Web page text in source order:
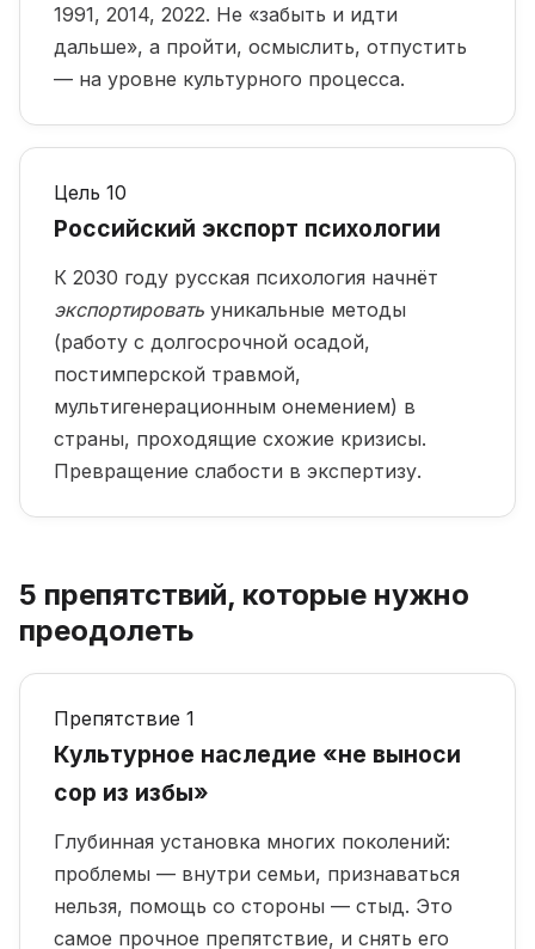
1991, 2014, 2022. Не «забыть и идти
дальше», а пройти, осмыслить, отпустить
— на уровне культурного процесса.
Цель 10
Российский экспорт психологии
К 2030 году русская психология начнёт
экспортировать уникальные методы
(работу с долгосрочной осадой,
постимперской травмой,
мультигенерационным онемением) в
страны, проходящие схожие кризисы.
Превращение слабости в экспертизу.
5 препятствий, которые нужно
преодолеть
Препятствие 1
Культурное наследие «не выноси
сор из избы»
Глубинная установка многих поколений:
проблемы — внутри семьи, признаваться
нельзя, помощь со стороны — стыд. Это
самое прочное препятствие, и снять его